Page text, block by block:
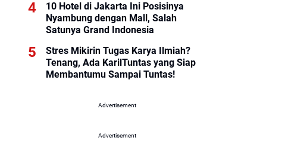
10 Hotel di Jakarta Ini Posisinya
Nyambung dengan Mall, Salah
Satunya Grand Indonesia
Stres Mikirin Tugas Karya Ilmiah?
Tenang, Ada KarilTuntas yang Siap
Membantumu Sampai Tuntas!
Advertisement
Advertisement